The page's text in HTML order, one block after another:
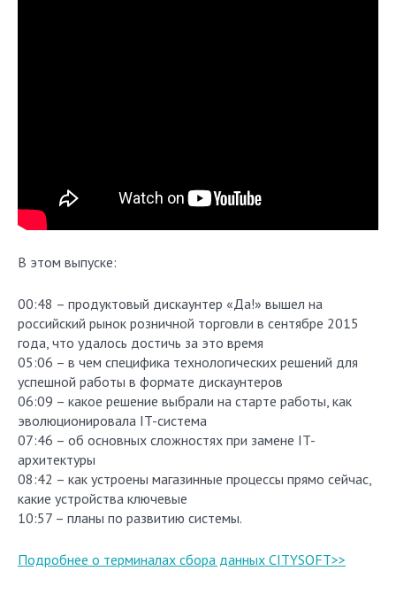
В этом выпуске:
00:48 – продуктовый дискаунтер «Да!» вышел на
российский рынок розничной торговли в сентябре 2015
года, что удалось достичь за это время
05:06 – в чем специфика технологических решений для
успешной работы в формате дискаунтеров
06:09 – какое решение выбрали на старте работы, как
эволюционировала IT-система
07:46 – об основных сложностях при замене IT-
архитектуры
08:42 – как устроены магазинные процессы прямо сейчас,
какие устройства ключевые
10:57 – планы по развитию системы.
Подробнее о терминалах сбора данных CITYSOFT>>